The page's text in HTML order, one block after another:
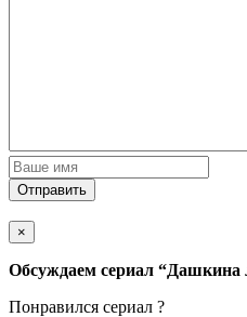
Отправить
×
Обсуждаем cериал “Дашкина
Понравился cериал ?